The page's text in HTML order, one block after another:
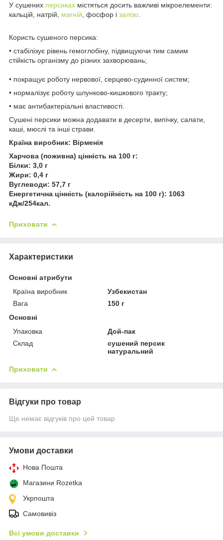
У сушених персиках містяться досить важливі мікроелементи:
кальцій, натрій, магній , фосфор і залізо
Користь сушеного персика:
• стабілізує рівень гемоглобіну, підвищуючи тим самим
стійкість організму до різних захворювань;
• покращує роботу нервової, серцево-судинної систем;
• нормалізує роботу шлунково-кишкового тракту;
• має антибактеріальні властивості.
Сушені персики можна додавати в десерти, випічку, салати,
каші, мюслі та інші страви.
Країна виробник: Вірменія
Харчова (поживна) цінність на 100 г:
Білки: 3,0 г
Жири: 0,4 г
Вуглеводи: 57,7 г
Енергетична цінність (калорійність на 100 г): 1063
кДж/254кал.
Приховати
Характеристики
Основні атрибути
Країна виробник
Узбекистан
Вага
150 г
Основні
Упаковка
Дой-пак
Склад
сушений персик
натуральний
Приховати
Відгуки про товар
Ще немає відгуків про цей товар
Умови доставки
Нова Пошта
Магазини Rozetka
Укрпошта
Самовивіз
Всі умови доставки